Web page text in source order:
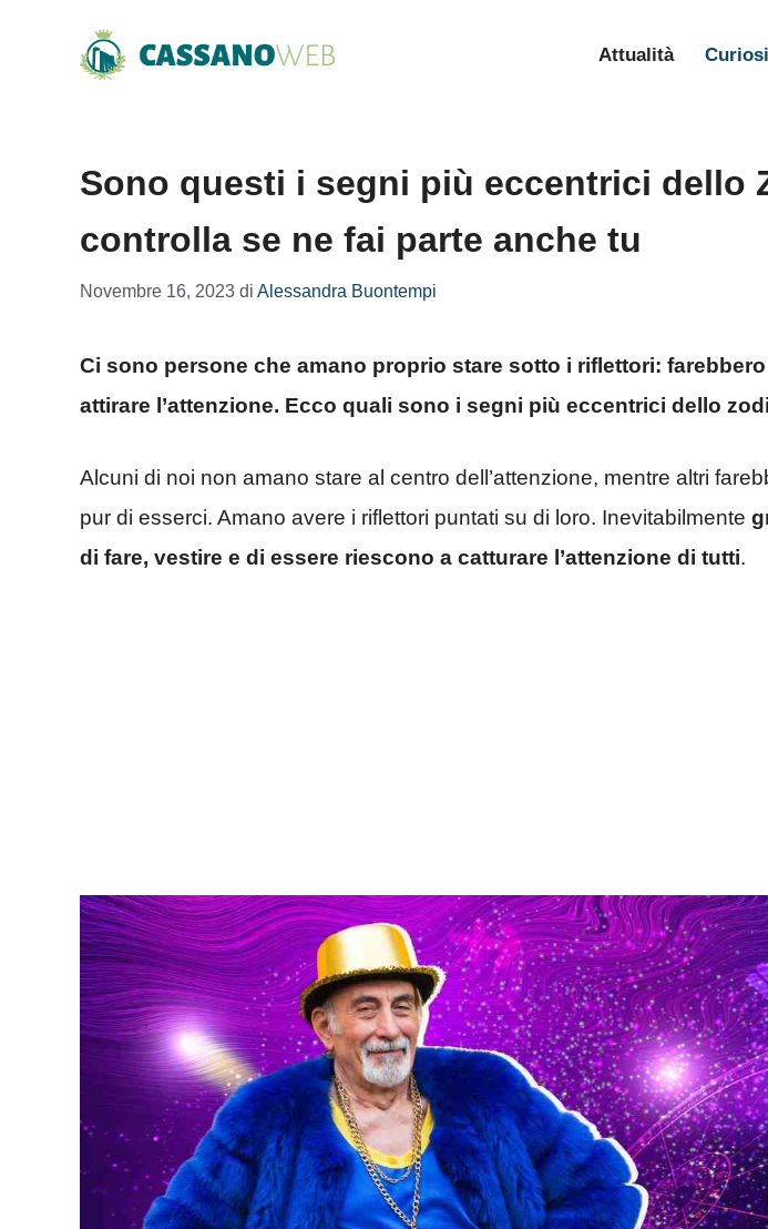
Attualità
Sono questi i segni più eccentrici dello
controlla se ne fai parte anche tu
Novembre 16, 2023 di Alessandra Buontempi
Ci sono persone che amano proprio stare sotto i riflettori:
attirare l’attenzione. Ecco quali sono i segni più eccentrici dello
Alcuni di noi non amano stare al centro dell’attenzione, mentre altri
pur di esserci. Amano avere i riflettori puntati su di loro. Inevitabilmente
di fare, vestire e di essere riescono a catturare l’attenzione di tutti.